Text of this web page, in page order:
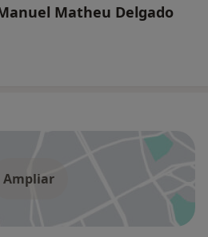
Matheu Delgado
Ampliar